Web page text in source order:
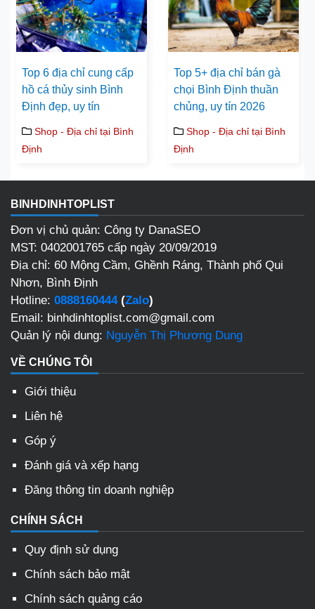
Top 6 địa chỉ cung cấp
hồ cá thủy sinh Bình
Định đẹp, uy tín
Shop - Địa chỉ tại Bình
Định
Top 5+ địa chỉ bán gà
chọi Bình Định thuần
chủng, uy tín 2026
Shop - Địa chỉ tại Bình
Định
BINHDINHTOPLIST
Đơn vị chủ quản: Công ty DanaSEO
MST: 0402001765 cấp ngày 20/09/2019
Địa chỉ: 60 Mộng Cầm, Ghềnh Ráng, Thành phố Qui
Nhơn, Bình Định
Hotline: 0888160444(Zalo)
Email: binhdinhtoplist.com@gmail.com
Quản lý nội dung: Nguyễn Thị Phương Dung
VỀ CHÚNG TÔI
Giới thiệu
Liên hệ
Góp ý
Đánh giá và xếp hạng
Đăng thông tin doanh nghiệp
CHÍNH SÁCH
Quy định sử dụng
Chính sách bảo mật
Chính sách quảng cáo